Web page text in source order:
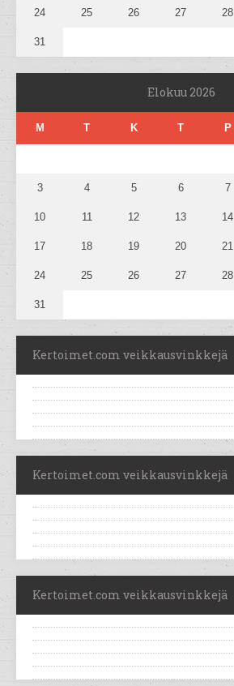
24 25 26 27 28
31
Elokuu 2026
M T K T P
3 4 5 6 7
10 11 12 13 14
17 18 19 20 21
24 25 26 27 28
31
Kertoimet.com veikkausvinkkejä
Kertoimet.com veikkausvinkkejä
Kertoimet.com veikkausvinkkejä